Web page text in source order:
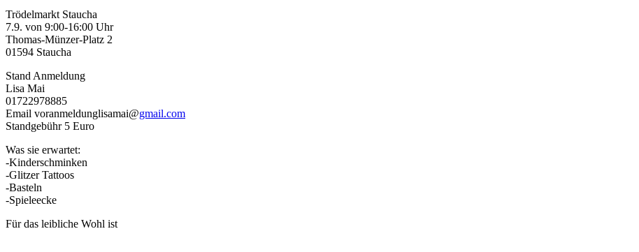
Trödelmarkt Staucha
7.9. von 9:00-16:00 Uhr
Thomas-Münzer-Platz 2
01594 Staucha
Stand Anmeldung
Lisa Mai
01722978885
Email voranmeldunglisamai@gmail.com
Standgebühr 5 Euro
Was sie erwartet:
-Kinderschminken
-Glitzer Tattoos
-Basteln
-Spieleecke
Für das leibliche Wohl ist